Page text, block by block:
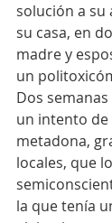
solución a su
su casa, en
madre y
un
Dos
un intento
metadona,
locales, que
la que tenía